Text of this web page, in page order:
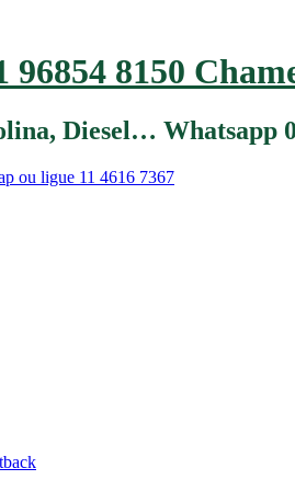
8150
Diesel… Whatsapp